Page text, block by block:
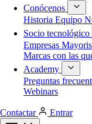
Conócenos
Historia Equipo
Socio tecnológico
Empresas
Marcas con las
Academy
Preguntas
Webinars
Contactar Entrar